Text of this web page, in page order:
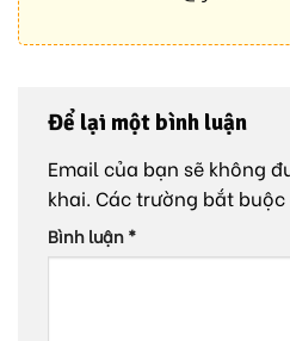
Để lại một bình luận
Email của bạn sẽ không
khai. Các trường bắt
Bình luận*